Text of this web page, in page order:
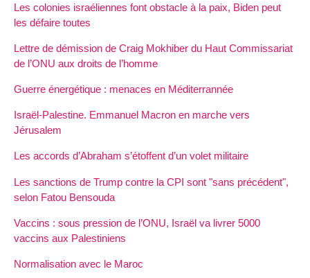
Les colonies israéliennes font obstacle à la paix, Biden peut
les défaire toutes
Lettre de démission de Craig Mokhiber du Haut Commissariat
de l’ONU aux droits de l’homme
Guerre énergétique : menaces en Méditerrannée
Israël-Palestine. Emmanuel Macron en marche vers
Jérusalem
Les accords d’Abraham s’étoffent d’un volet militaire
Les sanctions de Trump contre la CPI sont "sans précédent",
selon Fatou Bensouda
Vaccins : sous pression de l’ONU, Israël va livrer 5000
vaccins aux Palestiniens
Normalisation avec le Maroc